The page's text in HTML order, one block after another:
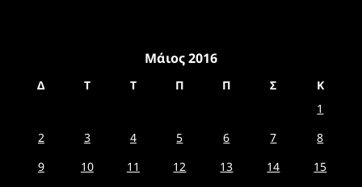
Μάιος 2016
Δ Τ Τ Π Π Σ
Κ
1
2
3 4 5 6 7
8
9
10 11 12 13 14
15